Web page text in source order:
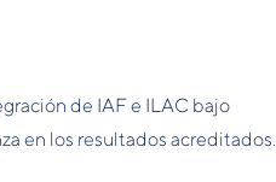
de IAF e ILAC bajo
en los resultados acreditados.